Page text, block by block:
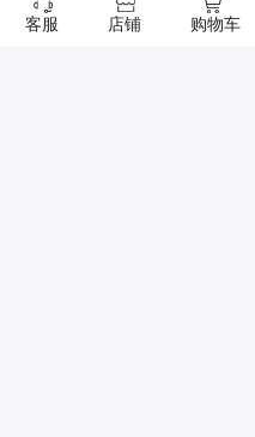
客服 店铺 购物车